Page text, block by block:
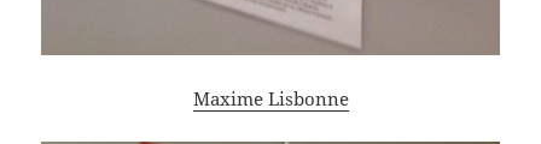
Maxime Lisbonne